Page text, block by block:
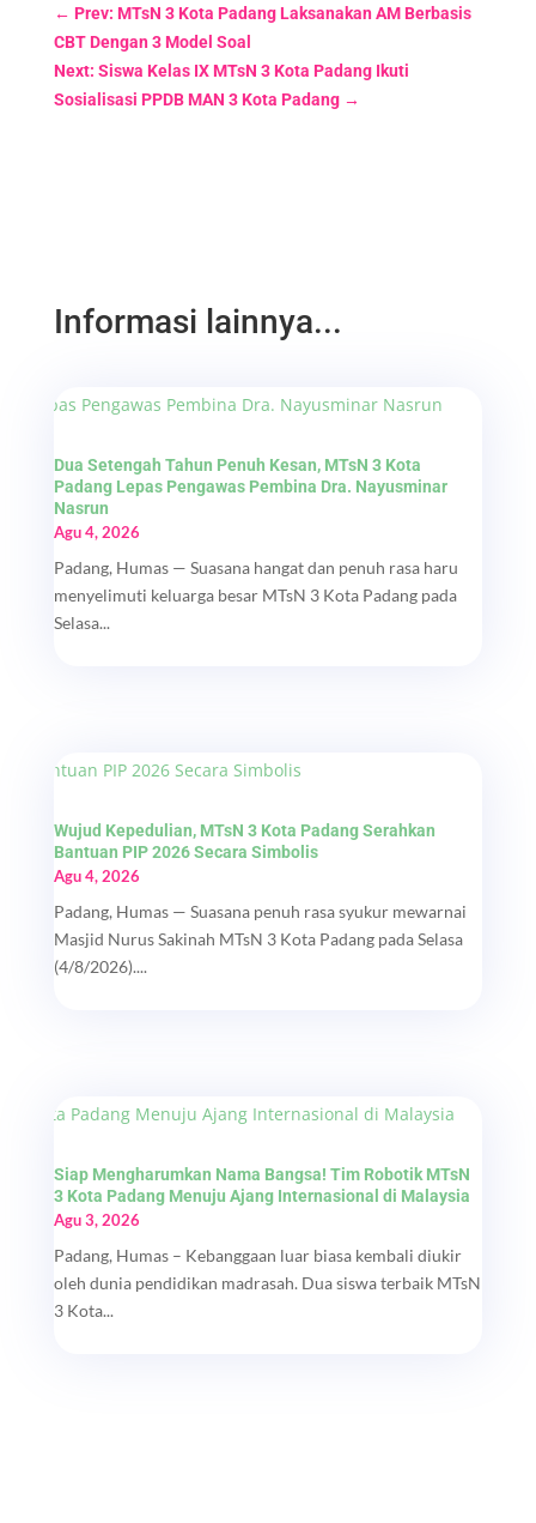
← Prev: MTsN 3 Kota Padang Laksanakan AM Berbasis
CBT Dengan 3 Model Soal
Next: Siswa Kelas IX MTsN 3 Kota Padang Ikuti
Sosialisasi PPDB MAN 3 Kota Padang→
Informasi lainnya...
Dua Setengah Tahun Penuh Kesan, MTsN 3 Kota
Padang Lepas Pengawas Pembina Dra. Nayusminar
Nasrun
Agu 4, 2026
Padang, Humas — Suasana hangat dan penuh rasa haru
menyelimuti keluarga besar MTsN 3 Kota Padang pada
Selasa...
Wujud Kepedulian, MTsN 3 Kota Padang Serahkan
Bantuan PIP 2026 Secara Simbolis
Agu 4, 2026
Padang, Humas — Suasana penuh rasa syukur mewarnai
Masjid Nurus Sakinah MTsN 3 Kota Padang pada Selasa
(4/8/2026)....
Siap Mengharumkan Nama Bangsa! Tim Robotik MTsN
3 Kota Padang Menuju Ajang Internasional di Malaysia
Agu 3, 2026
Padang, Humas – Kebanggaan luar biasa kembali diukir
oleh dunia pendidikan madrasah. Dua siswa terbaik MTsN
3 Kota...